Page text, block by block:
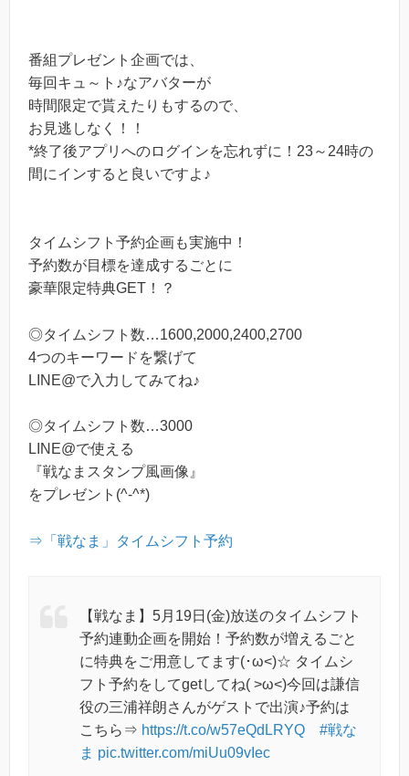
番組プレゼント企画では、
毎回キュ～ト♪なアバターが
時間限定で貰えたりもするので、
お見逃しなく！！
*終了後アプリへのログインを忘れずに！23～24時の
間にインすると良いですよ♪
タイムシフト予約企画も実施中！
予約数が目標を達成するごとに
豪華限定特典GET！？
◎タイムシフト数…1600,2000,2400,2700
4つのキーワードを繋げて
LINE@で入力してみてね♪
◎タイムシフト数…3000
LINE@で使える
『戦なまスタンプ風画像』
をプレゼント(^-^*)
⇒「戦なま」タイムシフト予約
【戦なま】5月19日(金)放送のタイムシフト
予約連動企画を開始！予約数が増えるごと
に特典をご用意してます(･ω<)☆ タイムシ
フト予約をしてgetしてね( >ω<)今回は謙信
役の三浦祥朗さんがゲストで出演♪予約は
こちら⇒ https://t.co/w57eQdLRYQ
#戦な
ま pic.twitter.com/miUu09vIec